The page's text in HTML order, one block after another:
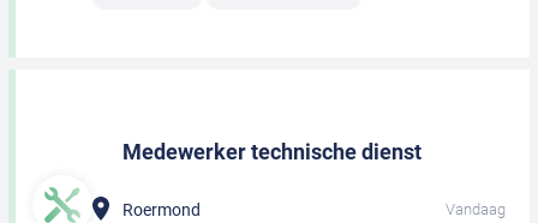
Medewerker technische dienst
Roermond Vandaag